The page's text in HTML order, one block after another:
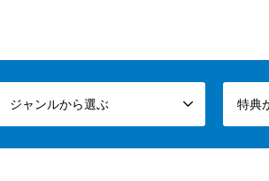
ジャンルから選ぶ 特典